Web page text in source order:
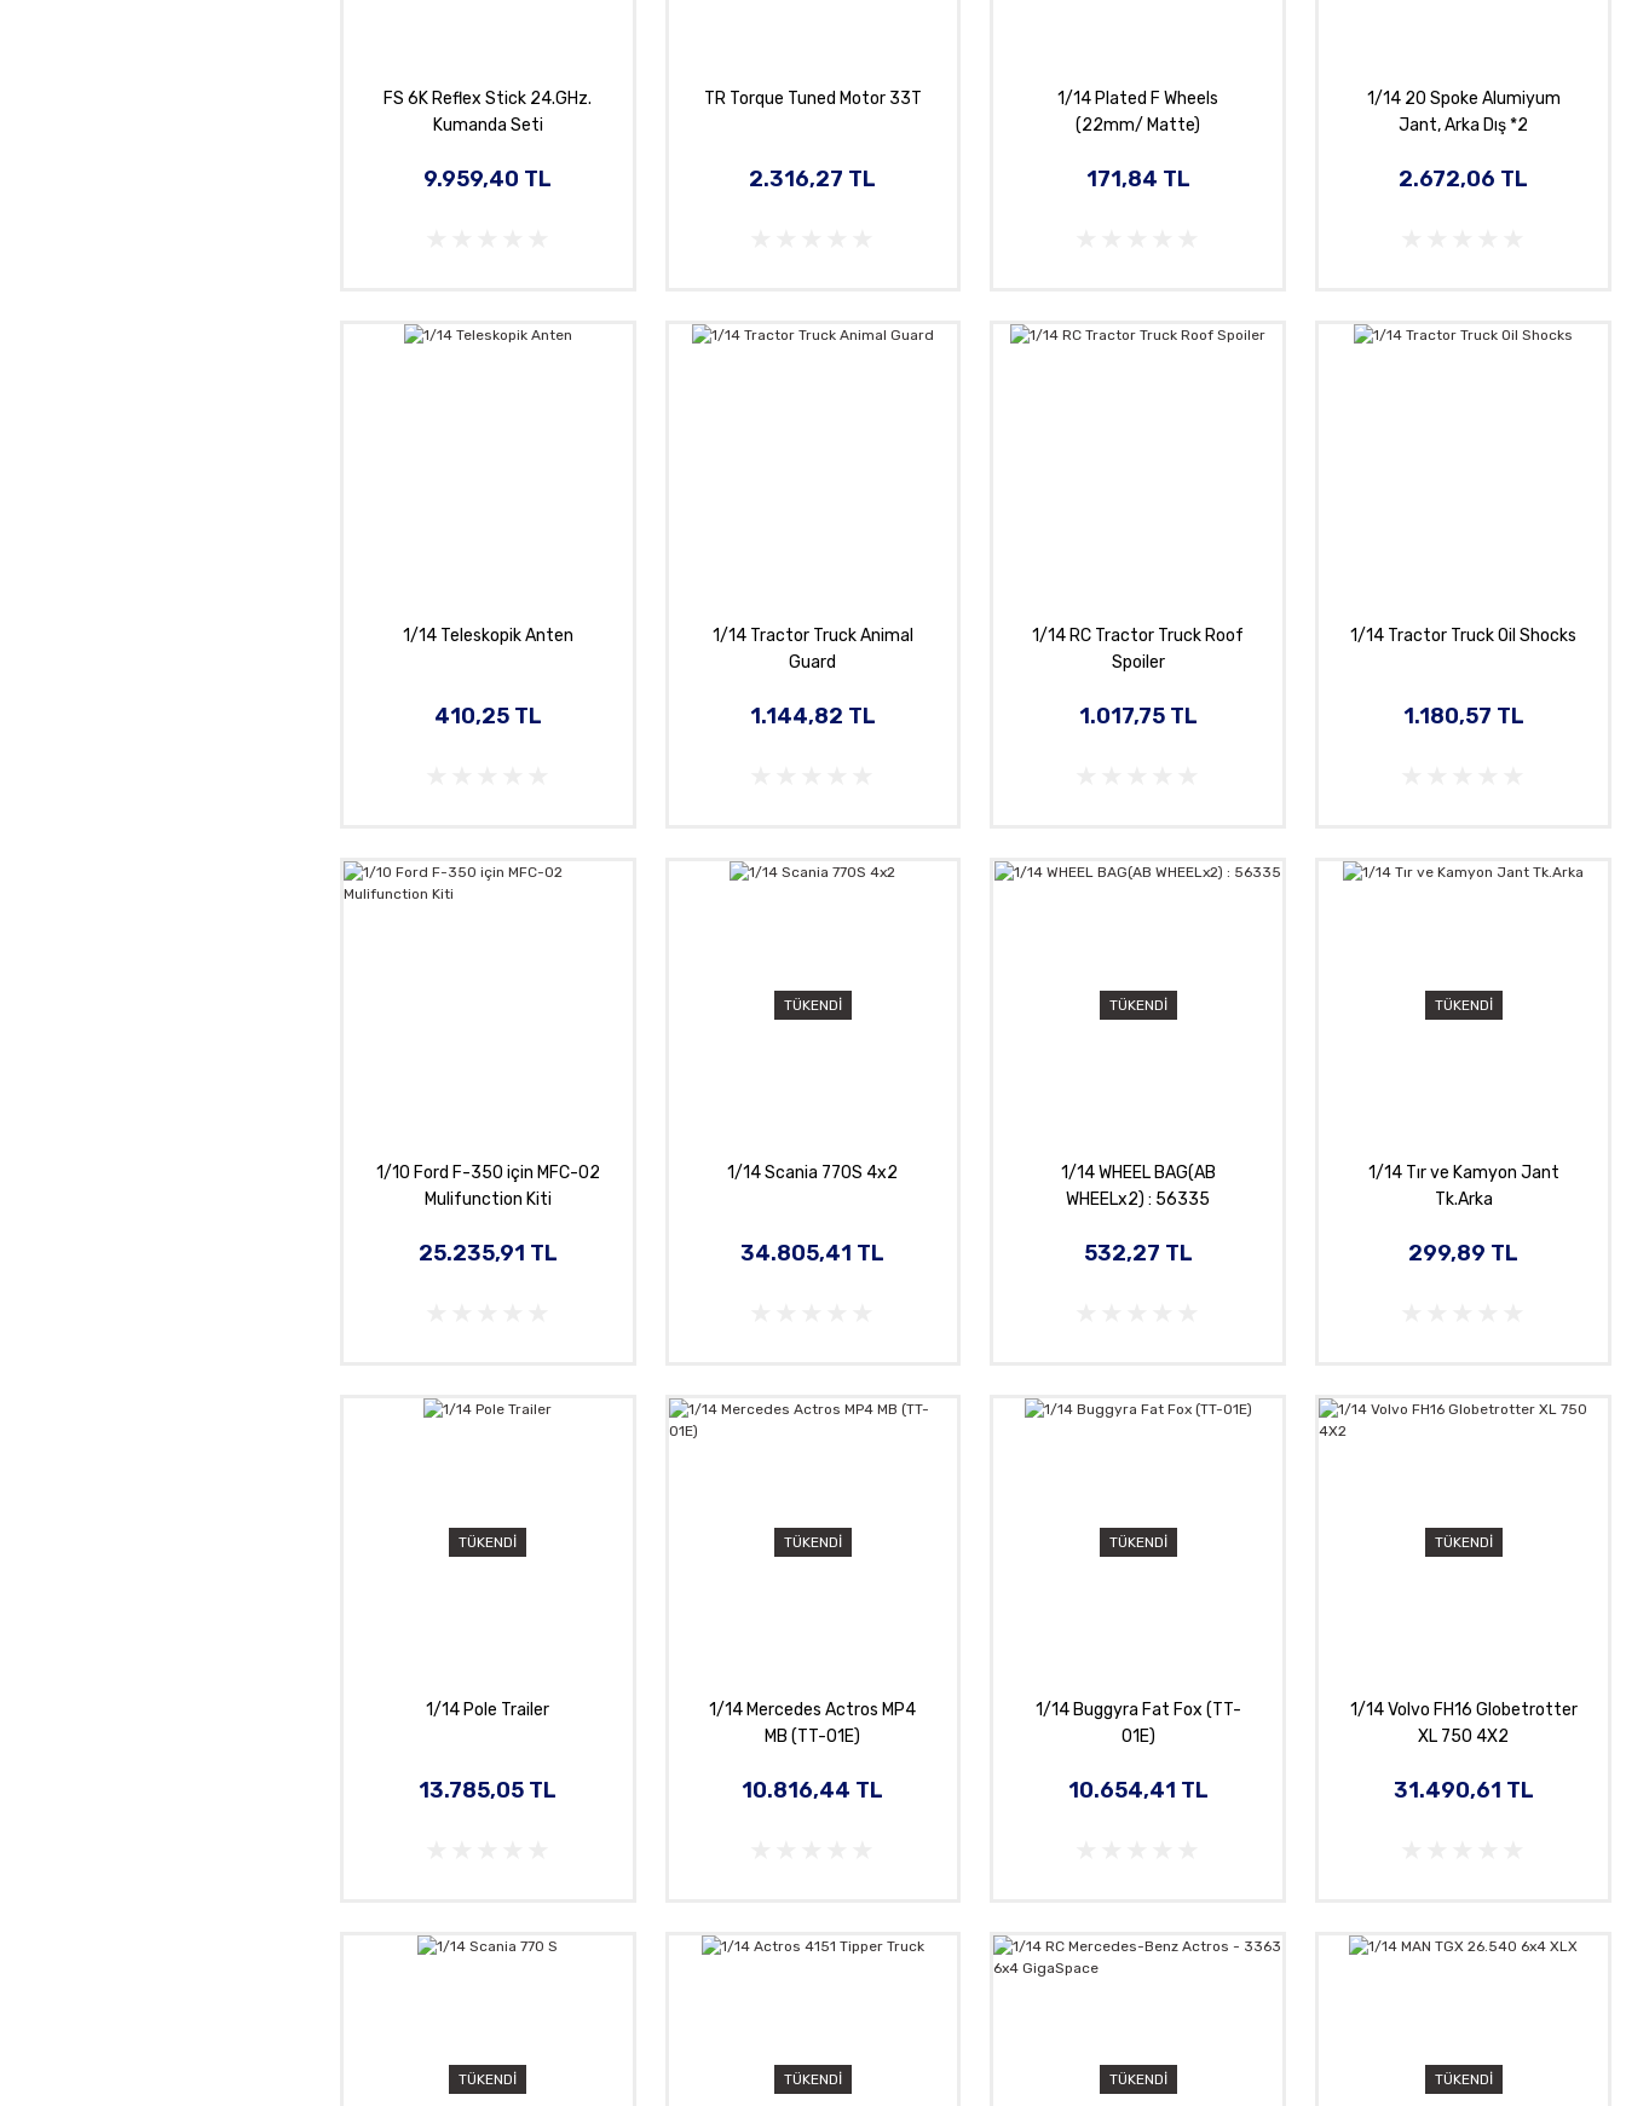
FS 6K Reflex Stick 24.GHz.
Kumanda Seti
9.959,40 TL
TR Torque Tuned Motor 33T
2.316,27 TL
1/14 Plated F Wheels
(22mm/ Matte)
171,84 TL
1/14 20 Spoke Alumiyum
Jant, Arka Dış *2
2.672,06 TL
1/14 Teleskopik Anten
410,25 TL
1/14 Tractor Truck Animal
Guard
1.144,82 TL
1/14 RC Tractor Truck Roof
Spoiler
1.017,75 TL
1/14 Tractor Truck Oil Shocks
1.180,57 TL
1/10 Ford F-350 için MFC-02
Mulifunction Kiti
25.235,91 TL
TÜKENDİ
1/14 Scania 770S 4x2
34.805,41 TL
TÜKENDİ
1/14 WHEEL BAG(AB
WHEELx2) : 56335
532,27 TL
TÜKENDİ
1/14 Tır ve Kamyon Jant
Tk.Arka
299,89 TL
TÜKENDİ
1/14 Pole Trailer
13.785,05 TL
TÜKENDİ
1/14 Mercedes Actros MP4
MB (TT-01E)
10.816,44 TL
TÜKENDİ
1/14 Buggyra Fat Fox (TT-
01E)
10.654,41 TL
TÜKENDİ
1/14 Volvo FH16 Globetrotter
XL 750 4X2
31.490,61 TL
TÜKENDİ TÜKENDİ TÜKENDİ TÜKENDİ